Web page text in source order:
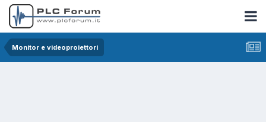
Monitor e videoproiettori